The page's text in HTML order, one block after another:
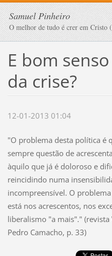
Samuel Pinheiro
O melhor de tudo é crer em Cristo
E bom
da crise?
12-01-2013 01:04
"O problema desta política é
sempre questão de
àquilo que já é doloroso e
reincidindo numa
incompreensível. O
está nos acrescentos, nos
liberalismo "a mais"." (revista
Pedro Camacho, p. 33)